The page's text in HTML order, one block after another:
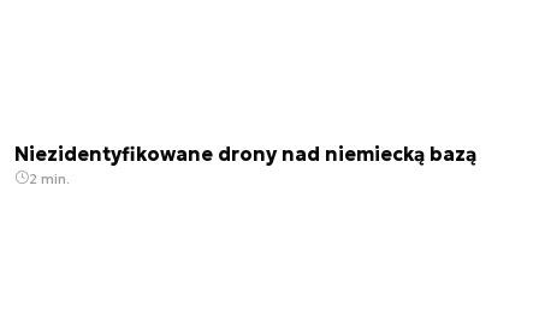
Niezidentyfikowane drony nad niemiecką bazą
2 min.